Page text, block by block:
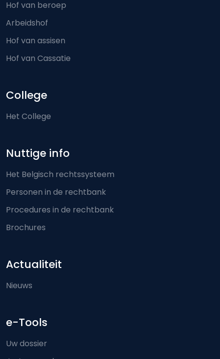
Hof van beroep
Arbeidshof
Hof van assisen
Hof van Cassatie
College
Het College
Nuttige info
Het Belgisch rechtssysteem
Personen in de rechtbank
Procedures in de rechtbank
Brochures
Actualiteit
Nieuws
e-Tools
Uw dossier